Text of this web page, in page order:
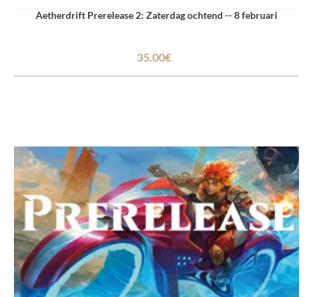
Aetherdrift Prerelease 2: Zaterdag ochtend -- 8 februari
35.00€